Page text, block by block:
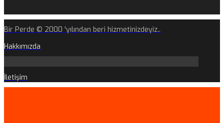
Bir Perde © 2000 'yılından beri hizmetinizdeyiz..
Hakkımızda
İletişim